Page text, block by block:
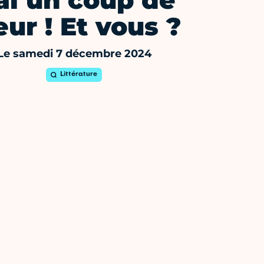
! Et vous ?
samedi 7 décembre 2024
Littérature